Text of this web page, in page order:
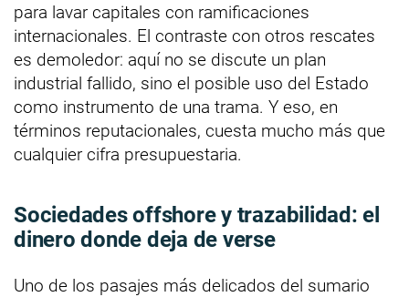
para lavar capitales con ramificaciones
internacionales. El contraste con otros rescates
es demoledor: aquí no se discute un plan
industrial fallido, sino el posible uso del Estado
como instrumento de una trama. Y eso, en
términos reputacionales, cuesta mucho más que
cualquier cifra presupuestaria.
Sociedades offshore y trazabilidad: el
dinero donde deja de verse
Uno de los pasajes más delicados del sumario